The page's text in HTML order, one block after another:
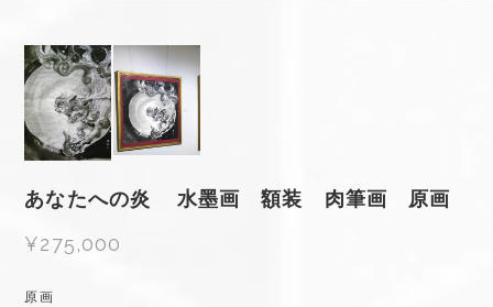
あなたへの炎 水墨画 額装 肉筆画 原画
¥275,000
原画